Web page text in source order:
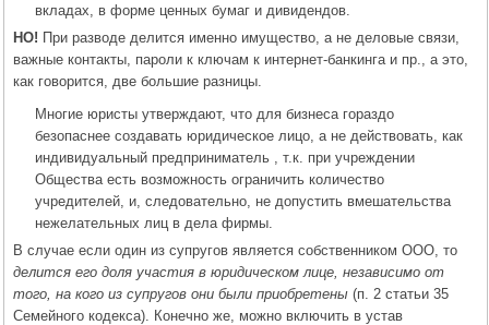
вкладах, в форме ценных бумаг и дивидендов.
НО! При разводе делится именно имущество, а не деловые связи,
важные контакты, пароли к ключам к интернет-банкинга и пр., а это,
как говорится, две большие разницы.
Многие юристы утверждают, что для бизнеса гораздо
безопаснее создавать юридическое лицо, а не действовать, как
индивидуальный предприниматель , т.к. при учреждении
Общества есть возможность ограничить количество
учредителей, и, следовательно, не допустить вмешательства
нежелательных лиц в дела фирмы.
В случае если один из супругов является собственником ООО, то
делится его доля участия в юридическом лице, независимо от
того, на кого из супругов они были приобретены (п. 2 статьи 35
Семейного кодекса). Конечно же, можно включить в устав